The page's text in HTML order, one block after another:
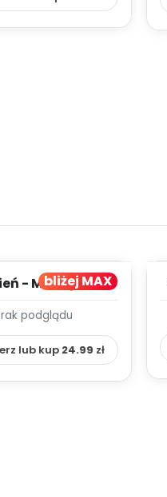
bliżej MAX
- MIESIĘCZNY
–
podglądu
lub kup 24.99 zł